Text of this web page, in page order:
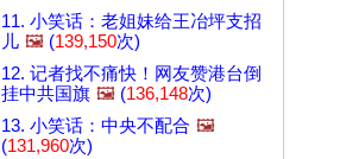
11. 小笑话：老姐妹给王冶坪支招
儿 🖼️ (139,150次)
12. 记者找不痛快！网友赞港台倒
挂中共国旗 🖼️ (136,148次)
13. 小笑话：中央不配合 🖼️
(131,960次)